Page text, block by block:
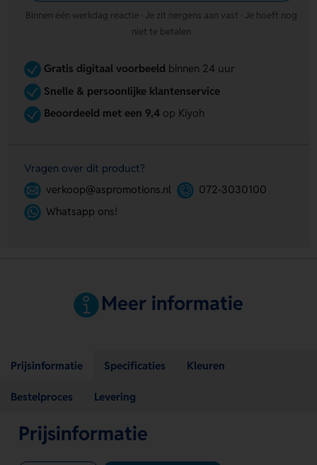
Binnen één werkdag reactie · Je zit nergens aan vast · Je hoeft nog
niet te betalen
Gratis digitaal voorbeeld binnen 24 uur
Snelle & persoonlijke klantenservice
Beoordeeld met een 9,4op Kiyoh
Vragen over dit product?
verkoop@aspromotions.nl
072-3030100
Whatsapp ons!
Meer informatie
Prijsinformatie Specificaties Kleuren
Bestelproces Levering
Prijsinformatie